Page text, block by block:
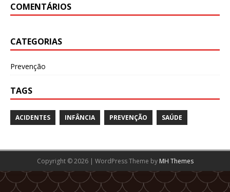
COMENTÁRIOS
CATEGORIAS
Prevenção
TAGS
ACIDENTES INFÂNCIA PREVENÇÃO SAÚDE
Copyright © 2026 | WordPress Theme by MH Themes